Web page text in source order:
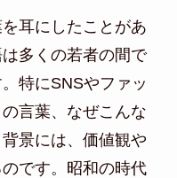
耳にしたことがあ
多くの若者の間で
特にSNSやファッ
言葉、なぜこんな
景には、価値観や
です。昭和の時代